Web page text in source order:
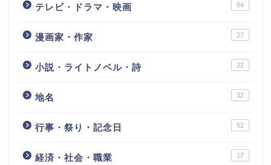
テレビ・ドラマ・映画 84
漫画家・作家 27
小説・ライトノベル・詩 22
地名 32
行事・祭り・記念日 52
経済・社会・職業 17